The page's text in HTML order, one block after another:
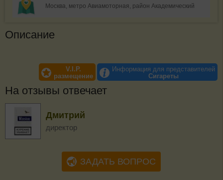
Москва, метро Авиамоторная, район Академический
Описание
V.I.P.
размещение
Информация для представителей
Сигареты
На отзывы отвечает
Дмитрий
директор
ЗАДАТЬ ВОПРОС